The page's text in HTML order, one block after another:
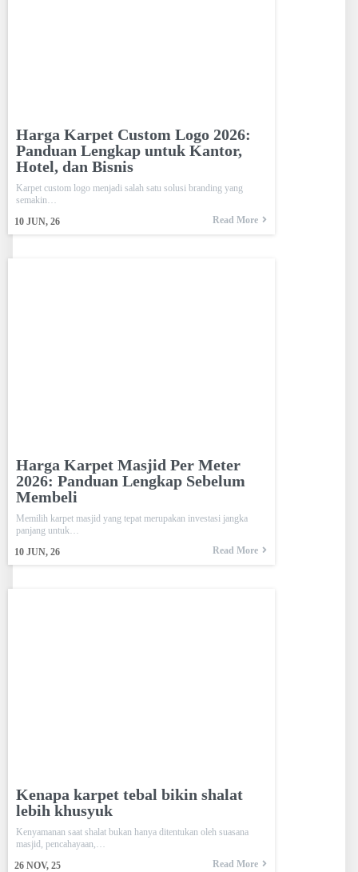
Harga Karpet Custom Logo 2026:
Panduan Lengkap untuk Kantor,
Hotel, dan Bisnis
10 JUN, 26
Karpet custom logo menjadi salah satu solusi branding yang
semakin…
Read More
Harga Karpet Masjid Per Meter
2026: Panduan Lengkap Sebelum
Membeli
10 JUN, 26
Memilih karpet masjid yang tepat merupakan investasi jangka
panjang untuk…
Read More
Kenapa karpet tebal bikin shalat
lebih khusyuk
26 NOV, 25
Kenyamanan saat shalat bukan hanya ditentukan oleh suasana
masjid, pencahayaan,…
Read More